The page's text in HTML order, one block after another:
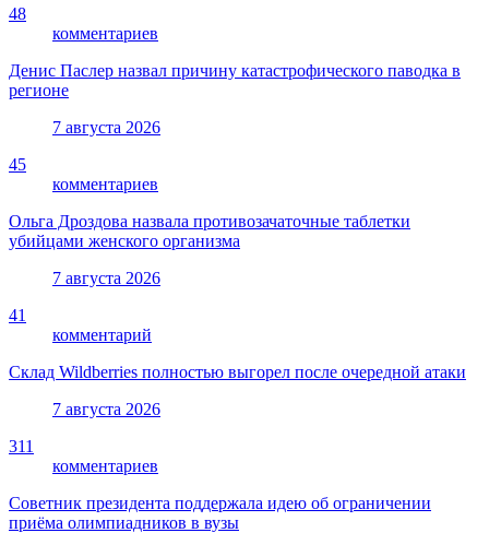
48
комментариев
Денис Паслер назвал причину катастрофического паводка в
регионе
7 августа 2026
45
комментариев
Ольга Дроздова назвала противозачаточные таблетки
убийцами женского организма
7 августа 2026
41
комментарий
Склад Wildberries полностью выгорел после очередной атаки
7 августа 2026
311
комментариев
Советник президента поддержала идею об ограничении
приёма олимпиадников в вузы